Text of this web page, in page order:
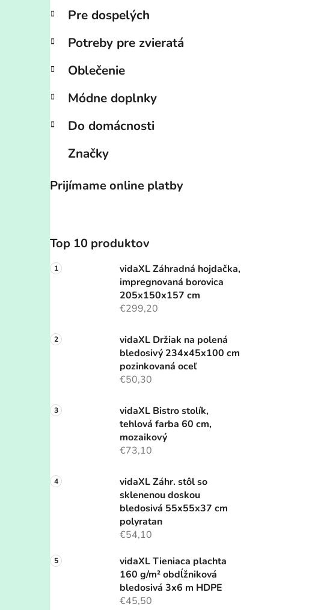
Pre dospelých
Potreby pre zvieratá
Oblečenie
Módne doplnky
Do domácnosti
Značky
Prijímame online platby
Top 10 produktov
vidaXL Záhradná hojdačka,
impregnovaná borovica
205x150x157 cm
€299,20
vidaXL Držiak na polená
bledosivý 234x45x100 cm
pozinkovaná oceľ
€50,30
vidaXL Bistro stolík,
tehlová farba 60 cm,
mozaikový
€73,10
vidaXL Záhr. stôl so
sklenenou doskou
bledosivá 55x55x37 cm
polyratan
€54,10
vidaXL Tieniaca plachta
160 g/m² obdĺžniková
bledosivá 3x6 m HDPE
€45,50